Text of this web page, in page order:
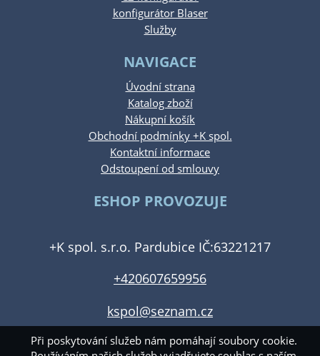
konfigurátor Blaser
Služby
NAVIGACE
Úvodní strana
Katalog zboží
Nákupní košík
Obchodní podmínky +K spol.
Kontaktní informace
Odstoupení od smlouvy
ESHOP PROVOZUJE
+K spol. s.r.o. Pardubice IČ:63221217
+420607659956
kspol@seznam.cz
Při poskytování služeb nám pomáhají soubory cookie.